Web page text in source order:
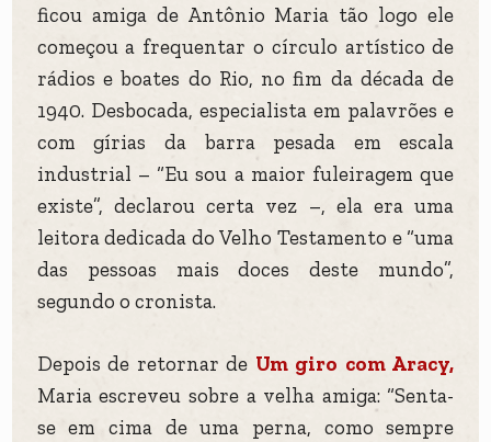
ficou amiga de Antônio Maria tão logo ele
começou a frequentar o círculo artístico de
rádios e boates do Rio, no fim da década de
1940. Desbocada, especialista em palavrões e
com gírias da barra pesada em escala
industrial – “Eu sou a maior fuleiragem que
existe”, declarou certa vez –, ela era uma
leitora dedicada do Velho Testamento e “uma
das pessoas mais doces deste mundo”,
segundo o cronista.
Depois de retornar de Um giro com Aracy,
Maria escreveu sobre a velha amiga: “Senta-
se em cima de uma perna, como sempre